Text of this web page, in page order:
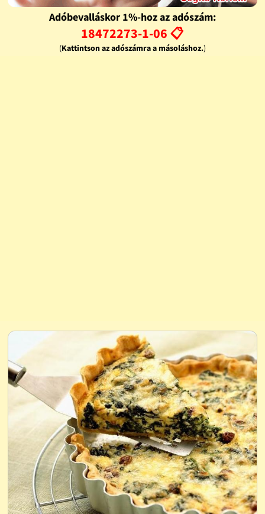
Adóbevalláskor 1%-hoz az adószám:
18472273-1-06 📋
(Kattintson az adószámra a másoláshoz.)